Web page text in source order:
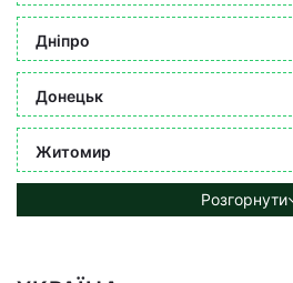
Дніпро
Донецьк
Житомир
Розгорнути